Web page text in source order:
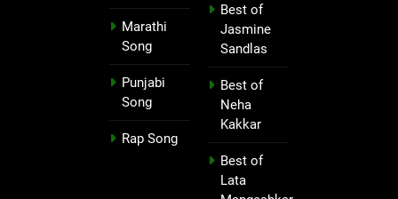
Marathi
Song
Punjabi
Song
Rap Song
Best of
Jasmine
Sandlas
Best of
Neha
Kakkar
Best of
Lata